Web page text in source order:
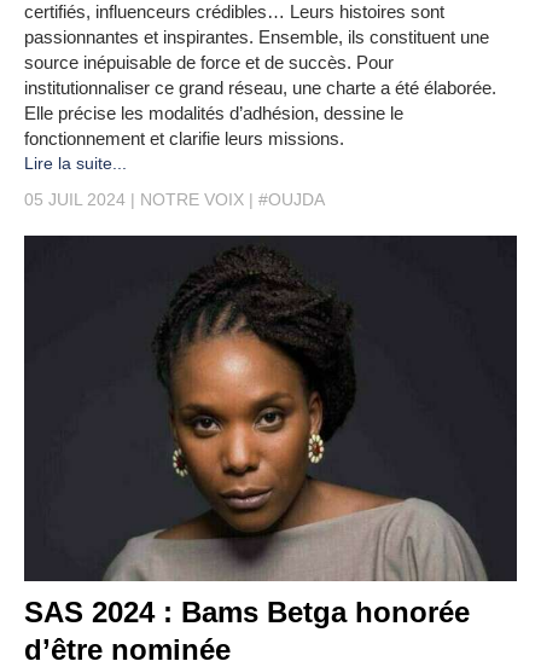
certifiés, influenceurs crédibles… Leurs histoires sont
passionnantes et inspirantes. Ensemble, ils constituent une
source inépuisable de force et de succès. Pour
institutionnaliser ce grand réseau, une charte a été élaborée.
Elle précise les modalités d’adhésion, dessine le
fonctionnement et clarifie leurs missions.
Lire la suite...
05 JUIL 2024
NOTRE VOIX #OUJDA
SAS 2024 : Bams Betga honorée
d’être nominée